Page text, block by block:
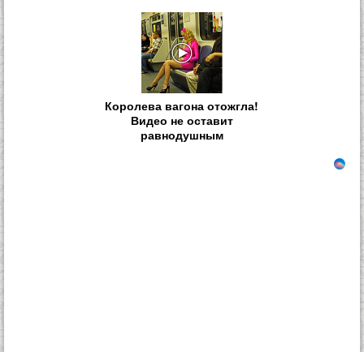
Королева вагона отожгла!
Видео не оставит
равнодушным